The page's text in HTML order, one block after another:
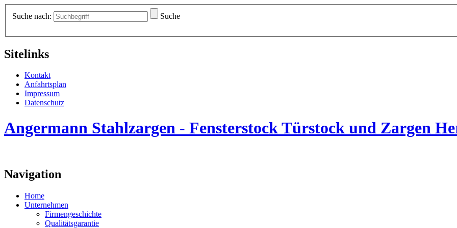
Suche nach: Suche
Sitelinks
Kontakt
Anfahrtsplan
Impressum
Datenschutz
Angermann Stahlzargen - Fensterstock Türstock und Zargen
Navigation
Home
Unternehmen
Firmengeschichte
Qualitätsgarantie